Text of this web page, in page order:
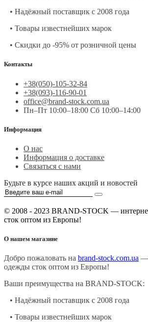
• Надёжный поставщик с 2008 года
• Товары известнейших марок
• Скидки до -95% от розничной цены
Контакты
+38(050)-105-32-84
+38(093)-116-90-01
office@brand-stock.com.ua
Пн–Пт 10:00–18:00 Сб 10:00–14:00
Информация
О нас
Информация о доставке
Связаться с нами
Будьте в курсе наших акций и новостей
© 2008 - 2023 BRAND-STOCK —
сток оптом из Европы!
О нашем магазине
Добро пожаловать на brand-stock.com.ua —
одежды сток оптом из Европы!
Ваши преимущества на BRAND-STOCK:
• Надёжный поставщик с 2008 года
• Товары известнейших марок